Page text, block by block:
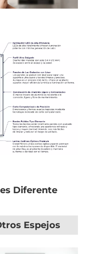
Diferente
Espejos